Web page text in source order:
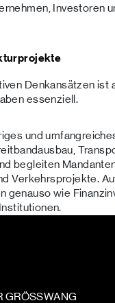
Investoren
Denkansätzen ist
essenziell.
und
begleiten
Verkehrsprojekte.
genauso wie
GRÖSSWANG